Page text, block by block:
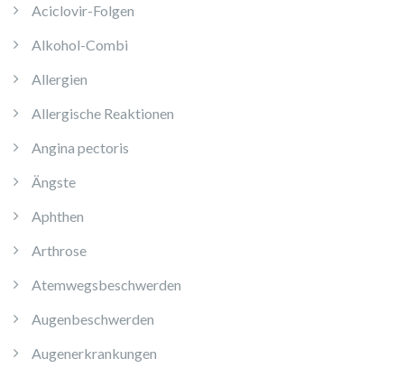
Aciclovir-Folgen
Alkohol-Combi
Allergien
Allergische Reaktionen
Angina pectoris
Ängste
Aphthen
Arthrose
Atemwegsbeschwerden
Augenbeschwerden
Augenerkrankungen